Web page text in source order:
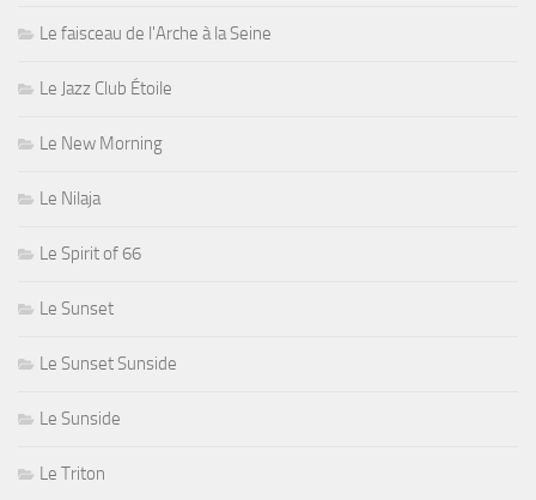
Le faisceau de l'Arche à la Seine
Le Jazz Club Étoile
Le New Morning
Le Nilaja
Le Spirit of 66
Le Sunset
Le Sunset Sunside
Le Sunside
Le Triton